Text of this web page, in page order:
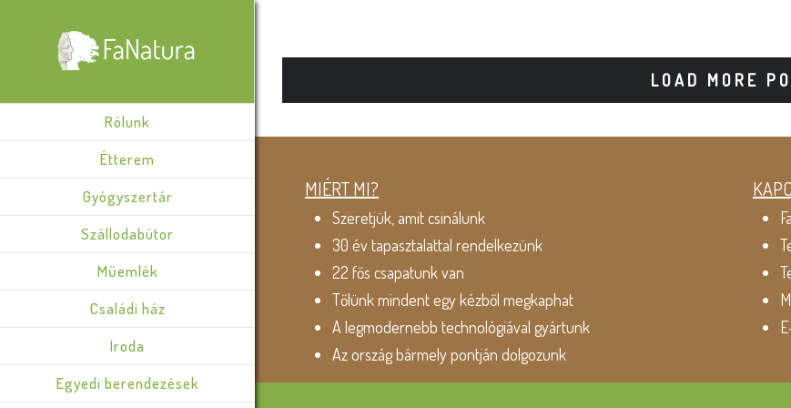
Rólunk
Étterem
Gyógyszertár
Szállodabútor
Műemlék
Családi ház
Iroda
Egyedi berendezések
LOAD MORE
MIÉRT MI?
Szeretjük, amit csinálunk
30 év tapasztalattal rendelkezünk
22 fős csapatunk van
Tőlünk mindent egy kézből megkaphat
A legmodernebb technológiával gyártunk
Az ország bármely pontján dolgozunk